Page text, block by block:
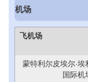
机场
飞机场
蒙特利尔皮埃尔·埃
国际机